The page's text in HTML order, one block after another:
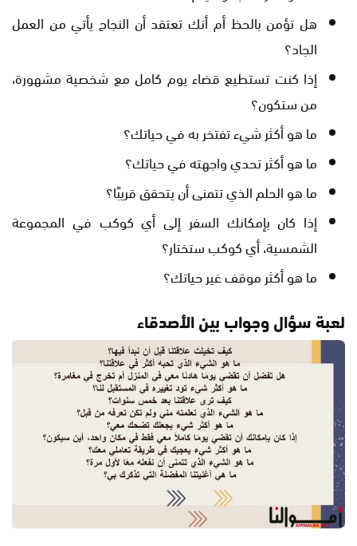
هل تؤمن بالحظ أم أنك تعتقد أن النجاح يأتي من العمل
الجاد؟
إذا كنت تستطيع قضاء يوم كامل مع شخصية مشهورة،
من ستكون؟
ما هو أكثر شيء تفتخر به في حياتك؟
ما هو أكثر تحدي واجهته في حياتك؟
ما هو الحلم الذي تتمنى أن يتحقق قريبًا؟
إذا كان بإمكانك السفر إلى أي كوكب في المجموعة
الشمسية، أي كوكب ستختار؟
ما هو أكثر موقف غير حياتك؟
لعبة سؤال وجواب بين الأصدقاء